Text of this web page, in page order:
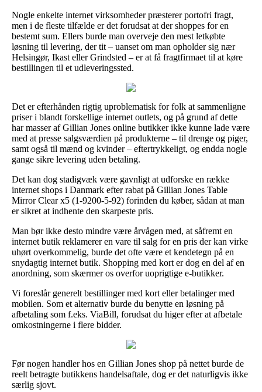
Nogle enkelte internet virksomheder præsterer portofri fragt,
men i de fleste tilfælde er det forudsat at der shoppes for en
bestemt sum. Ellers burde man overveje den mest letkøbte
løsning til levering, der tit – uanset om man opholder sig nær
Helsingør, Ikast eller Grindsted – er at få fragtfirmaet til at køre
bestillingen til et udleveringssted.
Det er efterhånden rigtig uproblematisk for folk at sammenligne
priser i blandt forskellige internet outlets, og på grund af dette
har masser af Gillian Jones online butikker ikke kunne lade være
med at presse salgsværdien på produkterne – til drenge og piger,
samt også til mænd og kvinder – eftertrykkeligt, og endda nogle
gange sikre levering uden betaling.
Det kan dog stadigvæk være gavnligt at udforske en række
internet shops i Danmark efter rabat på Gillian Jones Table
Mirror Clear x5 (1-9200-5-92) forinden du køber, sådan at man
er sikret at indhente den skarpeste pris.
Man bør ikke desto mindre være årvågen med, at såfremt en
internet butik reklamerer en vare til salg for en pris der kan virke
uhørt overkommelig, burde det ofte være et kendetegn på en
snydagtig internet butik. Shopping med kort er dog en del af en
anordning, som skærmer os overfor uoprigtige e-butikker.
Vi foreslår generelt bestillinger med kort eller betalinger med
mobilen. Som et alternativ burde du benytte en løsning på
afbetaling som f.eks. ViaBill, forudsat du higer efter at afbetale
omkostningerne i flere bidder.
Før nogen handler hos en Gillian Jones shop på nettet burde de
reelt betragte butikkens handelsaftale, dog er det naturligvis ikke
særlig sjovt.